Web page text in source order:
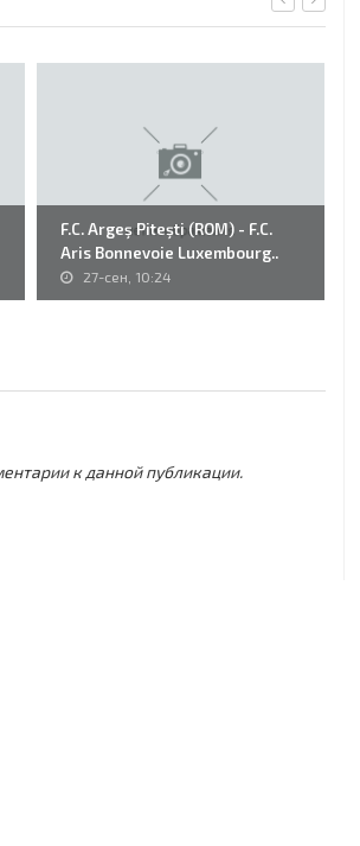
F.C. Argeş Piteşti (ROM) - F.C.
Aris Bonnevoie Luxembourg..
27-сен, 10:24
к данной публикации.